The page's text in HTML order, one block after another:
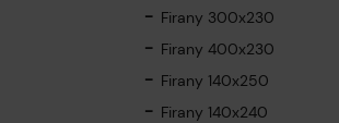
Firany 300x230
Firany 400x230
Firany 140x250
Firany 140x240